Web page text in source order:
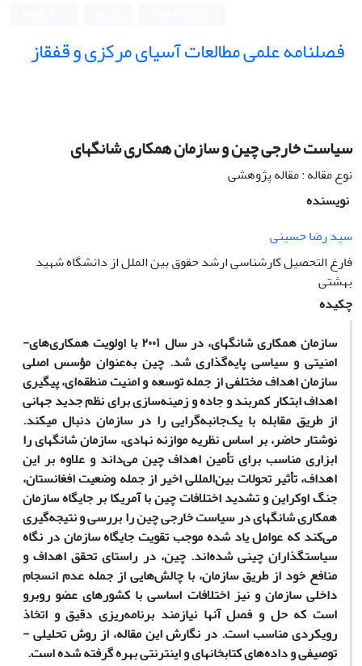
فصلنامه علمی مطالعات آسیای مرکزی و قفقاز
سیاست خارجی چین و سازمان همکاری شانگهای
نوع مقاله : مقاله پژوهشی
نویسنده
سید رضا حسینی
فارغ التحصیل کارشناسی ارشد حقوق بین الملل از دانشگاه شهید
بهشتی
چکیده
سازمان همکاری شانگهای، در سال ۲۰۰۱ با اولویت همکاری‌های­
امنیتی و سیاسی پایه‌گذاری شد. چین به‌عنوان مؤسس اصلی
سازمان اهداف مختلفی از جمله توسعه و امنیت منطقه‌ای، پیگیری
اهداف ابتکار کمربند و جاده و زمینه‌سازی برای نظم جدید جهانی
از طریق مقابله با یک‌جانبه‌گرایی را در سازمان دنبال می­کند.
نوشتار حاضر، بر اساس نظریه موازنه نهادی، سازمان شانگهای را
ابزاری مناسب برای تأمین اهداف چین می‌داند و علاوه بر این
اهداف، تأثیر تحولات بین‌المللی اخیر از جمله وضعیت افغانستان،
جنگ اوکراین و تشدید اختلافات چین با آمریکا بر جایگاه سازمان
همکاری شانگهای در سیاست خارجی چین را بررسی و نتیجه‌گیری
می‌کند که عوامل یاد شده موجب تقویت جایگاه سازمان در نگاه
سیاست­گذاران چینی شده‌اند. چین، در راستای تحقق اهداف و
منافع خود از طریق سازمان، با چالش‌هایی از جمله عدم انسجام
داخلی سازمان و نیز اختلافات اساسی با کشورهای عضو روبرو
است که حل و فصل آنها نیازمند برنامه‌ریزی دقیق و اتخاذ
رویکردی مناسب است. در نگارش این مقاله، از روش تحلیلی -
توصیفی و داده‌های کتابخانه­ای و اینترنتی بهره گرفته شده است.